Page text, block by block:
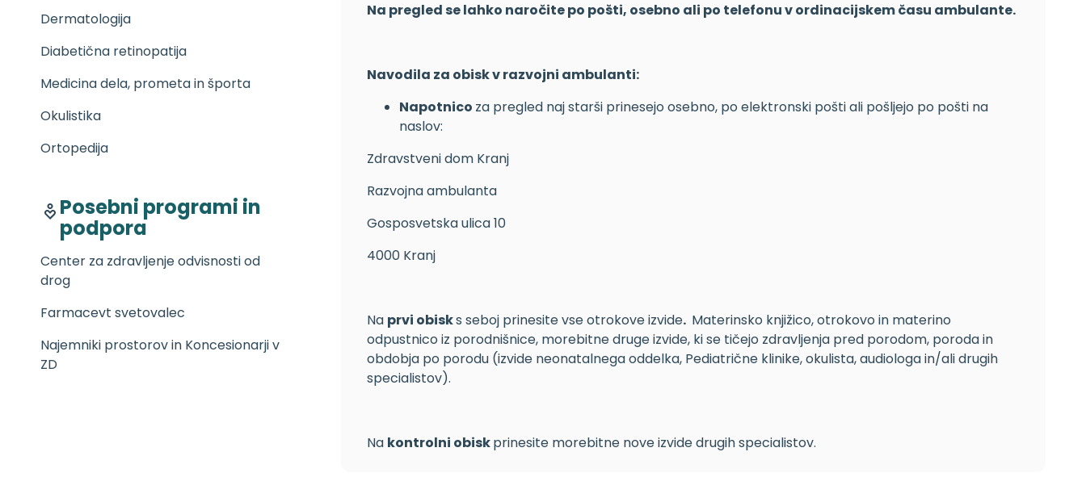
Na pregled se lahko naročite po pošti, osebno ali po telefonu v ordinacijskem času ambulante.
Navodila za obisk v razvojni ambulanti:
Napotnico za pregled naj starši prinesejo osebno, po elektronski pošti ali pošljejo po pošti na
naslov:
Zdravstveni dom Kranj
Razvojna ambulanta
Gosposvetska ulica 10
4000 Kranj
Na prvi obisks seboj prinesite vse otrokove izvide. Materinsko knjižico, otrokovo in materino
odpustnico iz porodnišnice, morebitne druge izvide, ki se tičejo zdravljenja pred porodom, poroda in
obdobja po porodu (izvide neonatalnega oddelka, Pediatrične klinike, okulista, audiologa in/ali drugih
specialistov).
Na kontrolni obiskprinesite morebitne nove izvide drugih specialistov.
Dermatologija
Diabetična retinopatija
Medicina dela, prometa in športa
Okulistika
Ortopedija
Posebni programi in
podpora
Center za zdravljenje odvisnosti od
drog
Farmacevt svetovalec
Najemniki prostorov in Koncesionarji v
ZD